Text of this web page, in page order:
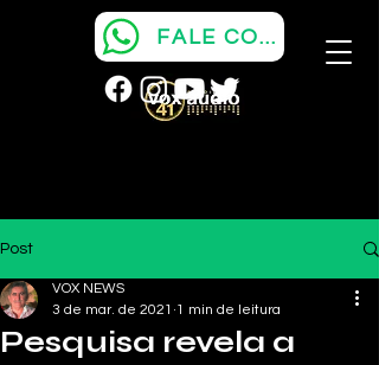
FALE COM A VOX
Post
Pesquisa revela a
VOX NEWS
3 de mar. de 2021 1 min de leitura